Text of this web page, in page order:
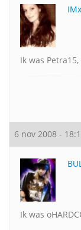
Ik was
6 nov 2008 -
Ik was